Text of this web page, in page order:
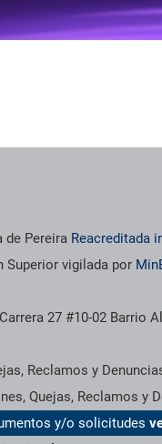
de Pereira Reacreditada
Superior vigilada por
27 #10-02 Barrio
Reclamos y
Quejas, Reclamos y
y/o solicitudes